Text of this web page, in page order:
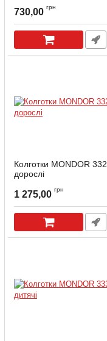
730,00 грн
Колготки MONDOR
дорослі
1 275,00 грн